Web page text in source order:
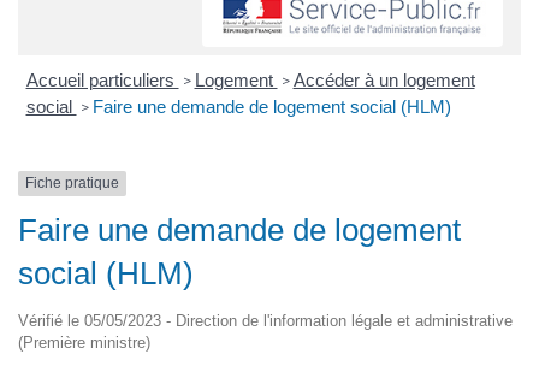
Accueil particuliers > Logement > Accéder à un logement
social > Faire une demande de logement social (HLM)
Fiche pratique
Faire une demande de logement
social (HLM)
Vérifié le 05/05/2023 - Direction de l'information légale et administrative
(Première ministre)